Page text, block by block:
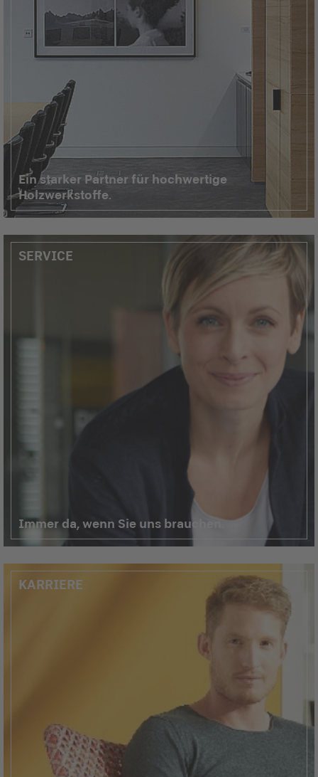
Ein starker Partner für hochwertige
Holzwerkstoffe.
SERVICE
Immer da, wenn Sie uns brauchen.
KARRIERE